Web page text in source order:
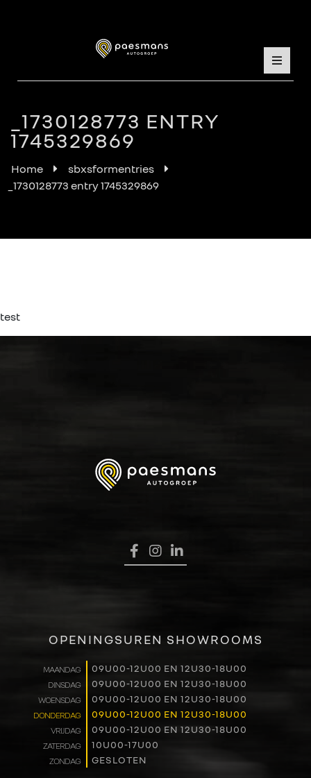
RENAULT PRO+
NAVERKOOP
VERHUUR
NIEUWS
_1730128773 ENTRY
1745329869
Home
sbxsformentries
_1730128773 entry 1745329869
test
OPENINGSUREN SHOWROOMS
MAANDAG 09U00-12U00 EN 12U30-18U00
DINSDAG 09U00-12U00 EN 12U30-18U00
WOENSDAG 09U00-12U00 EN 12U30-18U00
DONDERDAG 09U00-12U00 EN 12U30-18U00
VRIJDAG 09U00-12U00 EN 12U30-18U00
ZATERDAG 10U00-17U00
ZONDAG GESLOTEN